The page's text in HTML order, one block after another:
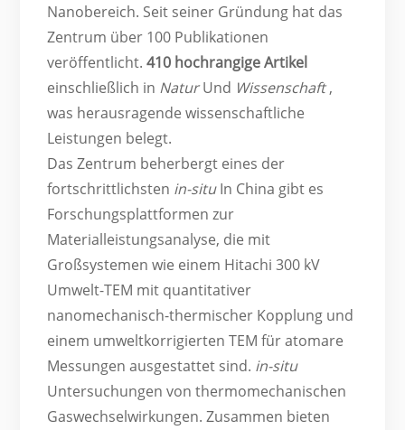
Nanobereich. Seit seiner Gründung hat das
Zentrum über 100 Publikationen
veröffentlicht.410 hochrangige Artikel
einschließlich in NaturUnd Wissenschaft,
was herausragende wissenschaftliche
Leistungen belegt.
Das Zentrum beherbergt eines der
fortschrittlichsten in-situIn China gibt es
Forschungsplattformen zur
Materialleistungsanalyse, die mit
Großsystemen wie einem Hitachi 300 kV
Umwelt-TEM mit quantitativer
nanomechanisch-thermischer Kopplung und
einem umweltkorrigierten TEM für atomare
Messungen ausgestattet sind. in-situ
Untersuchungen von thermomechanischen
Gaswechselwirkungen. Zusammen bieten